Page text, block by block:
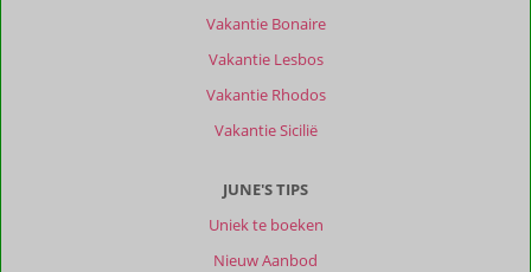
Vakantie Bonaire
Vakantie Lesbos
Vakantie Rhodos
Vakantie Sicilië
JUNE'S TIPS
Uniek te boeken
Nieuw Aanbod